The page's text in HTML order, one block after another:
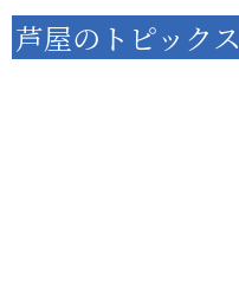
芦屋のトピックス